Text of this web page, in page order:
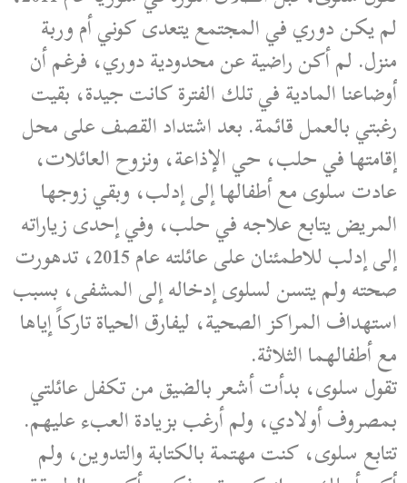
لم يكن دوري في المجتمع يتعدى كوني أم وربة
منزل. لم أكن راضية عن محدودية دوري، فرغم أن
أوضاعنا المادية في تلك الفترة كانت جيدة، بقيت
رغبتي بالعمل قائمة. بعد اشتداد القصف على محل
إقامتها في حلب، حي الإذاعة، ونزوح العائلات،
عادت سلوى مع أطفالها إلى إدلب، وبقي زوجها
المريض يتابع علاجه في حلب، وفي إحدى زياراته
إلى إدلب للاطمئنان على عائلته عام 2015، تدهورت
صحته ولم يتسن لسلوى إدخاله إلى المشفى، بسبب
استهداف المراكز الصحية، ليفارق الحياة تاركاً إياها
مع أطفالهما الثلاثة.
تقول سلوى، بدأت أشعر بالضيق من تكفل عائلتي
بمصروف أولادي، ولم أرغب بزيادة العبء عليهم.
تتابع سلوى، كنت مهتمة بالكتابة والتدوين، ولم